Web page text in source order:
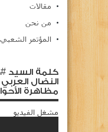
مقالات
من نحن
المؤتمر
كلمة السيد
النضال
مظاهرة
مشغل الفيديو